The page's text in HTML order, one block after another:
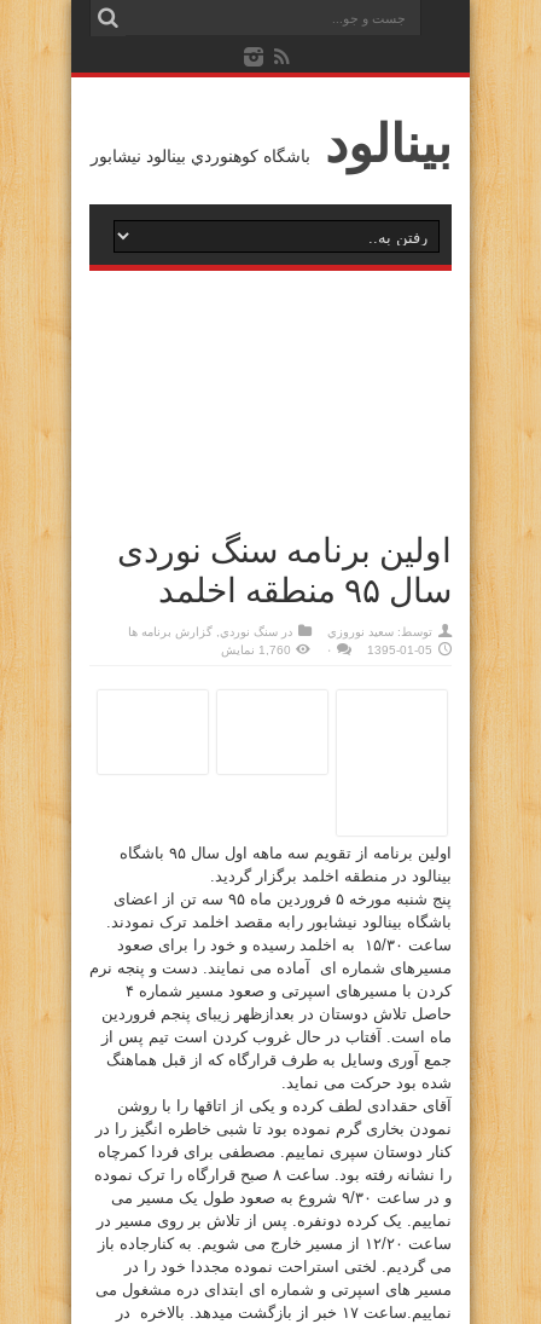
بينالود باشگاه كوهنوردي بينالود نيشابور
اولین برنامه سنگ نوردی
سال ۹۵ منطقه اخلمد
توسط: سعيد نوروزي در سنگ نوردي
گزارش برنامه ها
1395-01-05
۰ 1,760 نمایش
اولین برنامه از تقویم سه ماهه اول سال ۹۵ باشگاه
بینالود در منطقه اخلمد برگزار گردید.
پنج شنبه مورخه ۵ فروردین ماه ۹۵ سه تن از اعضای
باشگاه بینالود نیشابور رابه مقصد اخلمد ترک نمودند.
ساعت ۱۵/۳۰ به اخلمد رسیده و خود را برای صعود
مسیرهای شماره ای آماده می نمایند. دست و پنجه نرم
کردن با مسیرهای اسپرتی و صعود مسیر شماره ۴
حاصل تلاش دوستان در بعدازظهر زیبای پنجم فروردین
ماه است. آفتاب در حال غروب کردن است تیم پس از
جمع آوری وسایل به طرف قرارگاه که از قبل هماهنگ
شده بود حرکت می نماید.
آقای حقدادی لطف کرده و یکی از اتاقها را با روشن
نمودن بخاری گرم نموده بود تا شبی خاطره انگیز را در
کنار دوستان سپری نماییم. مصطفی برای فردا کمرچاه
را نشانه رفته بود. ساعت ۸ صبح قرارگاه را ترک نموده
و در ساعت ۹/۳۰ شروع به صعود طول یک مسیر می
نماییم. یک کرده دونفره. پس از تلاش بر روی مسیر در
ساعت ۱۲/۲۰ از مسیر خارج می شویم. به کنارجاده باز
می گردیم. لختی استراحت نموده مجددا خود را در
مسیر های اسپرتی و شماره ای ابتدای دره مشغول می
نماییم.ساعت ۱۷ خبر از بازگشت میدهد. بالاخره در